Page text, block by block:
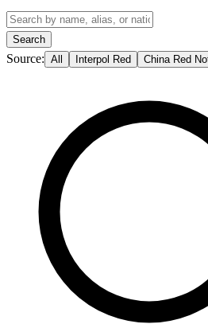
Search
Source: All Interpol Red China Red